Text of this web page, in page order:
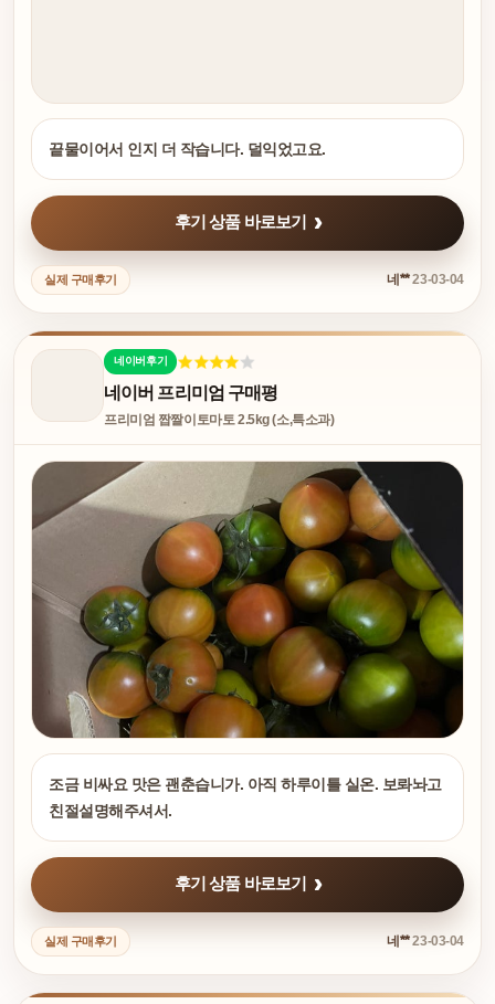
끝물이어서 인지 더 작습니다. 덜익었고요.
후기 상품 바로보기
실제 구매후기 네**23-03-04
네이버후기
네이버 프리미엄 구매평
프리미엄 짭짤이토마토 2.5kg (소,특소과)
조금 비싸요 맛은 괜춘습니가. 아직 하루이틀 실온. 보롸놔고
친절설명해주셔서.
후기 상품 바로보기
실제 구매후기 네**23-03-04